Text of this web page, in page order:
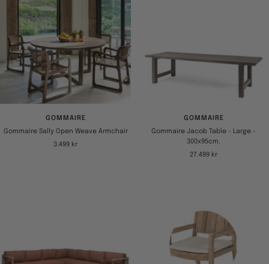
GOMMAIRE
Gommaire Sally Open Weave Armchair
Tilbudspris
3.499 kr
GOMMAIRE
Gommaire Jacob Table - Large -
300x95cm.
Tilbudspris
27.499 kr